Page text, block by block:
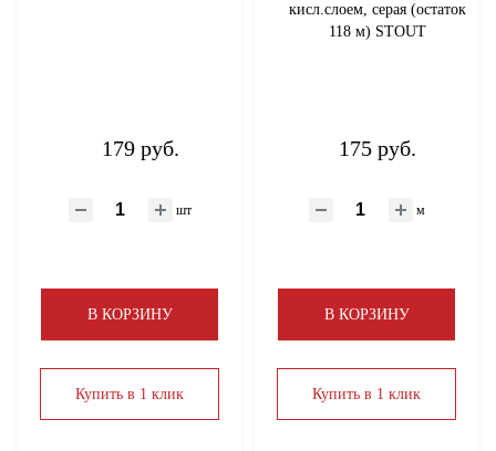
179 руб.
шт
В КОРЗИНУ
Купить в 1 клик
кисл.слоем, серая (остаток
118 м) STOUT
175 руб.
м
В КОРЗИНУ
Купить в 1 клик